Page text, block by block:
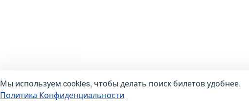
Мы используем cookies, чтобы делать поиск билетов удобнее.
Политика Конфиденциальности